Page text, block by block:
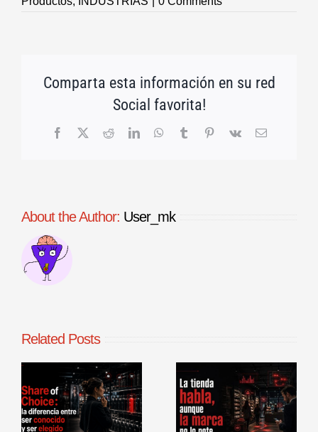
Comparta esta información en su red
Social favorita!
Facebook
X RedditLinkedInWhatsApp
TumblrPinterest
Vk Email
About the Author: User_mk
Related Posts
La tienda
habla, aunque
la marca no lo
Benchmarking
de procesos
comerciales en